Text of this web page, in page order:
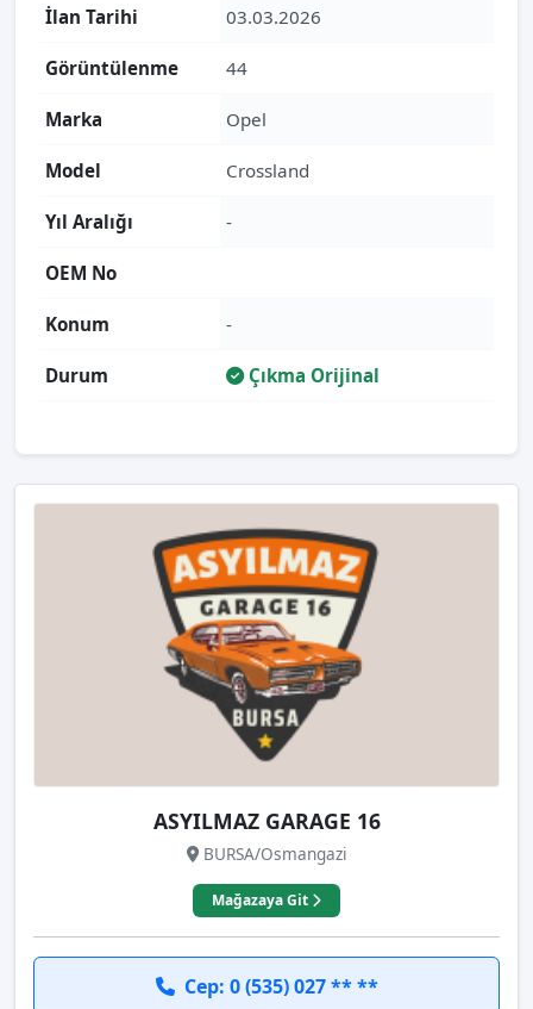
İlan Tarihi 03.03.2026
Görüntülenme 44
Marka Opel
Model Crossland
Yıl Aralığı -
OEM No
Konum -
Durum Çıkma Orijinal
ASYILMAZ GARAGE 16
BURSA/Osmangazi
Mağazaya Git
Cep: 0 (535) 027 ** **